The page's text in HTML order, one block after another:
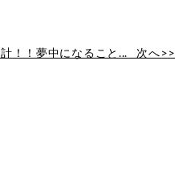
！！夢中になること... 次へ>>